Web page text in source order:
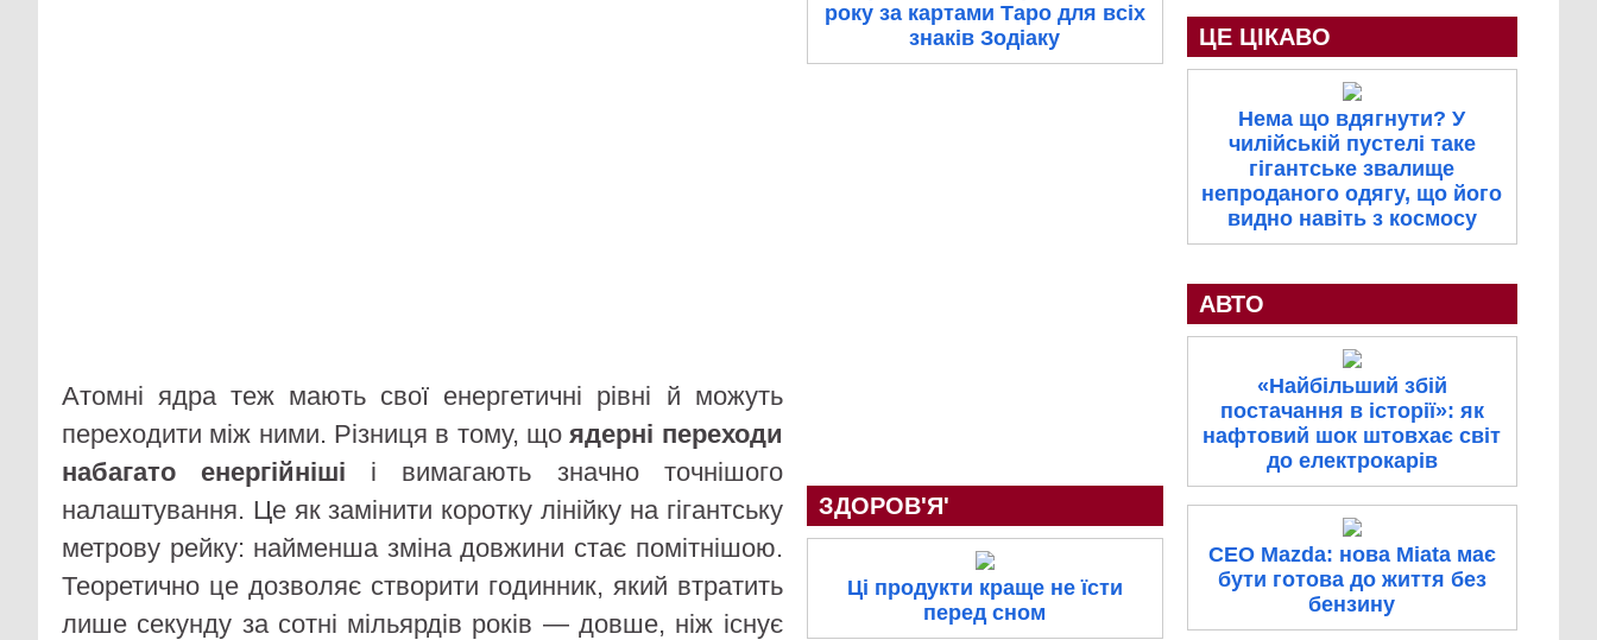
Атомні ядра теж мають свої енергетичні рівні й можуть
переходити між ними. Різниця в тому, щоядерні переходи
набагато енергійніші і вимагають значно точнішого
налаштування. Це як замінити коротку лінійку на гігантську
метрову рейку: найменша зміна довжини стає помітнішою.
Теоретично це дозволяє створити годинник, який втратить
лише секунду за сотні мільярдів років — довше, ніж існує
року за картами Таро для всіх
знаків Зодіаку
ЗДОРОВ'Я'
Ці продукти краще не їсти
перед сном
ЦЕ ЦІКАВО
Нема що вдягнути? У
чилійській пустелі таке
гігантське звалище
непроданого одягу, що його
видно навіть з космосу
АВТО
«Найбільший збій
постачання в історії»: як
нафтовий шок штовхає світ
до електрокарів
CEO Mazda: нова Miata має
бути готова до життя без
бензину